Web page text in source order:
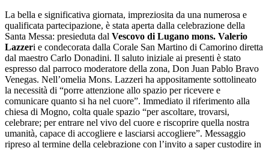
La bella e significativa giornata, impreziosita da una numerosa e
qualificata partecipazione, è stata aperta dalla celebrazione della
Santa Messa: presieduta dal Vescovo di Lugano mons. Valerio
Lazzeri e condecorata dalla Corale San Martino di Camorino diretta
dal maestro Carlo Donadini. Il saluto iniziale ai presenti è stato
espresso dal parroco moderatore della zona, Don Juan Pablo Bravo
Venegas. Nell’omelia Mons. Lazzeri ha appositamente sottolineato
la necessità di “porre attenzione allo spazio per ricevere e
comunicare quanto si ha nel cuore”. Immediato il riferimento alla
chiesa di Mogno, colta quale spazio “per ascoltare, trovarsi,
celebrare; per entrare nel vivo del cuore e riscoprire quella nostra
umanità, capace di accogliere e lasciarsi accogliere”. Messaggio
ripreso al termine della celebrazione con l’invito a saper custodire in